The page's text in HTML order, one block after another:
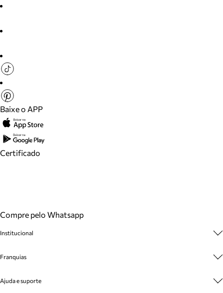
Baixe o APP
Certificado
Compre pelo Whatsapp
Institucional
Cashback
Venda Corporativa
Franquias
Plano de Negócio
Ajuda e suporte